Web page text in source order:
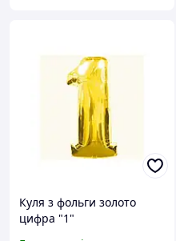
Куля з фольги золото
цифра "1"